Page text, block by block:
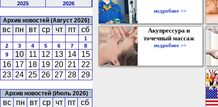
2025 2026
Архив новостей (Август 2026)
вс пн вт ср чт пт сб
1
2
3 4 5 6 7
8
9
10 11 12 13 14
15
16 17 18 19 20 21
22
23 24 25 26 27 28 29
Архив новостей (Июль 2026)
вс пн вт ср чт пт сб
подробнее >>
Акупрессура и
точечный массаж
подробнее >>